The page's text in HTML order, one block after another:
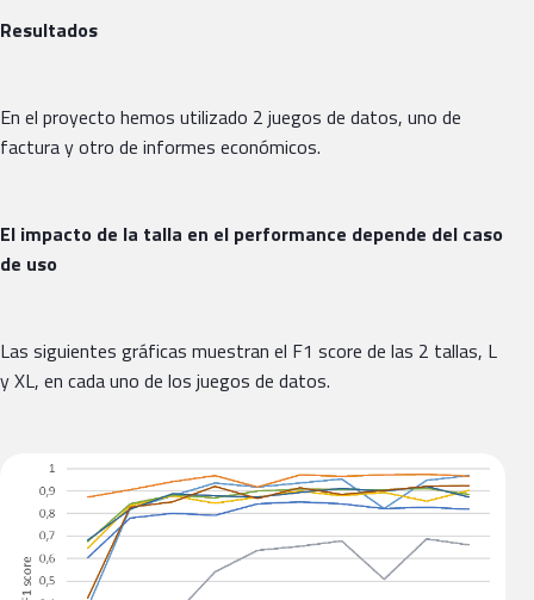
Resultados
En el proyecto hemos utilizado 2 juegos de datos, uno de
factura y otro de informes económicos.
El impacto de la talla en el performance depende del caso
de uso
Las siguientes gráficas muestran el F1 score de las 2 tallas, L
y XL, en cada uno de los juegos de datos.